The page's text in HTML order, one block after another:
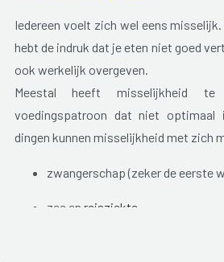
Iedereen voelt zich wel eens
hebt de indruk dat je eten niet goed
ook werkelijk overgeven.
Meestal heeft misselijkheid
voedingspatroon dat niet optimaal
dingen kunnen misselijkheid met zich
zwangerschap (zeker de eerste
zee en reisziekte